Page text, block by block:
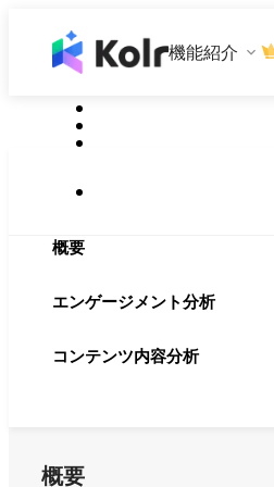
機能紹介
概要
エンゲージメント分析
コンテンツ内容分析
概要